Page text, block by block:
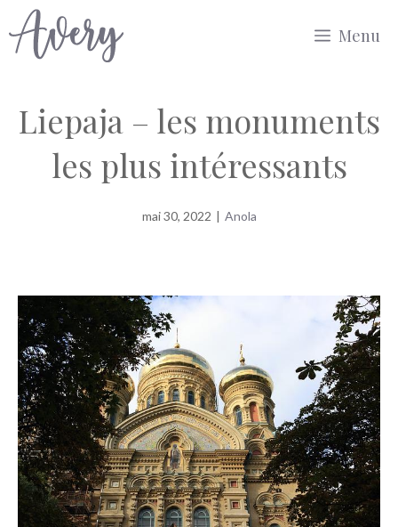
Aller
au
Menu
Liepaja – les monuments
les plus intéressants
mai 30, 2022 | Anola